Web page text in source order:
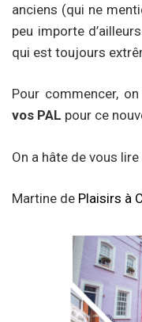
anciens (qui ne
peu importe
qui est toujours
Pour commencer,
vos PAL pour ce
On a hâte de vous lire
Martine de Plaisirs à